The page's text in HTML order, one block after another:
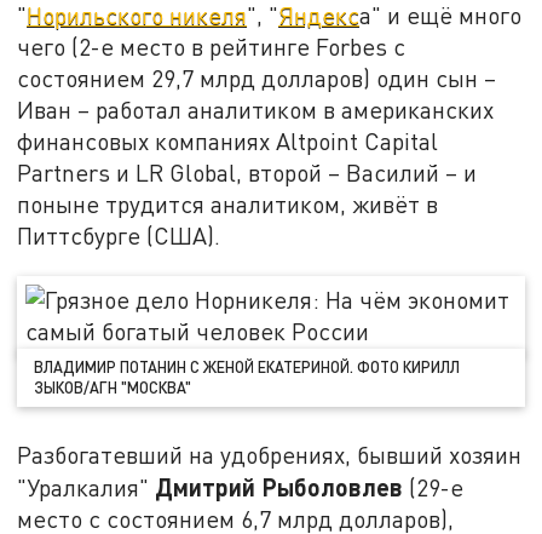
"Норильского никеля", "Яндекса" и ещё много
чего (2-е место в рейтинге Forbes с
состоянием 29,7 млрд долларов) один сын –
Иван – работал аналитиком в американских
финансовых компаниях Altpoint Capital
Partners и LR Global, второй – Василий – и
поныне трудится аналитиком, живёт в
Питтсбурге (США).
ВЛАДИМИР ПОТАНИН С ЖЕНОЙ ЕКАТЕРИНОЙ. ФОТО КИРИЛЛ
ЗЫКОВ/АГН "МОСКВА"
Разбогатевший на удобрениях, бывший хозяин
"Уралкалия" Дмитрий Рыболовлев (29-е
место с состоянием 6,7 млрд долларов),